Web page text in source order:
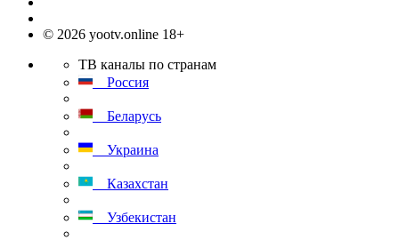
© 2026 yootv.online 18+
ТВ каналы по странам
Россия
Беларусь
Украина
Казахстан
Узбекистан